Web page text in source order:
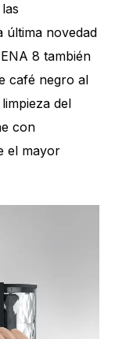
última novedad
8 también
café negro al
del
con
el mayor